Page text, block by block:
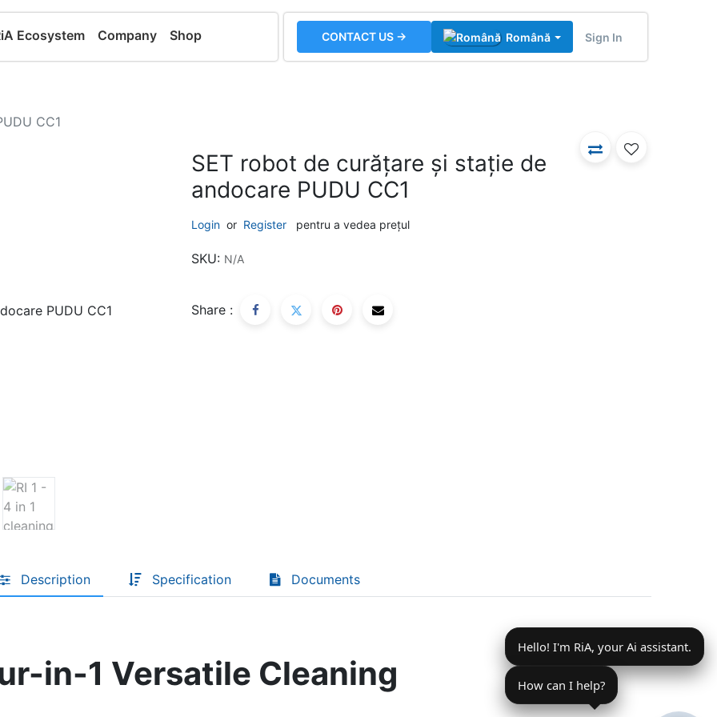
Ecosystem Company Shop CONTACT US → Română Sign In
CC1
SET robot de curățare și stație de
andocare PUDU CC1
Login or Register pentru a vedea prețul
SKU: N/A
Share :
Description Specification Documents
in-1 Versatile Cleaning
Hello! I'm RiA, your Ai assistant.
How can I help?